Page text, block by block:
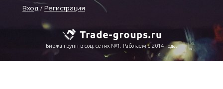
Вход / Регистрация
Биржа групп в соц. сетях №1. Работаем с 2014 года.